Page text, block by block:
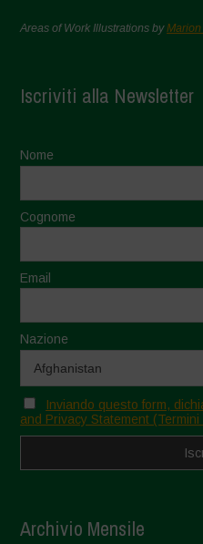
Areas of Work Illustrations by
Iscriviti alla Newsletter
Nome
Cognome
Email
Nazione
Inviando questo form,
and Privacy Statement
Archivio Mensile